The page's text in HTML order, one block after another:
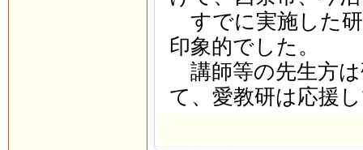
すでに実施した
印象的でした。
講師等の先生方は
て、愛教研は応援